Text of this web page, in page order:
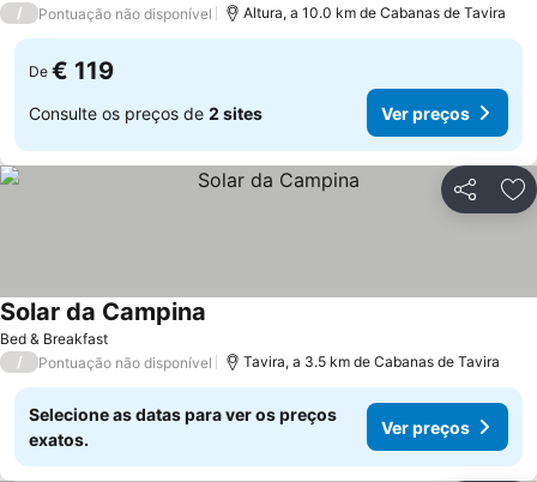
/ Pontuação não disponível Altura, a 10.0 km de Cabanas de Tavira
De € 119
Consulte os preços de 2 sites Ver preços
Partilhar
Bed & Breakfast
Solar da Campina
/ Pontuação não disponível Tavira, a 3.5 km de Cabanas de Tavira
Selecione as datas para ver os preços
exatos.
Ver preços